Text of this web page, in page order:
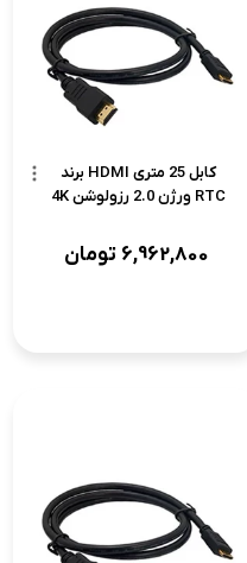
کابل 25 متری HDMI برند
RTC ورژن 2.0 رزولوشن 4K
6,962,800 تومان